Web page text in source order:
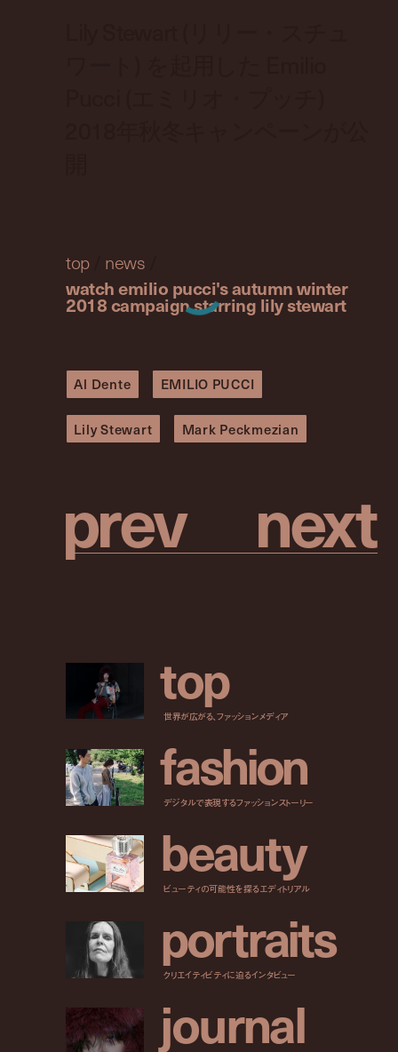
top/ news
watch emilio pucci's autumn winter
2018 campaign starring lily stewart
Al Dente EMILIO PUCCI
Lily Stewart Mark Peckmezian
prev next
top
世界が広がる、ファッションメディア
fashion
デジタルで表現するファッションストーリー
beauty
ビューティの可能性を探るエディトリアル
portraits
クリエイティビティに迫るインタビュー
journal